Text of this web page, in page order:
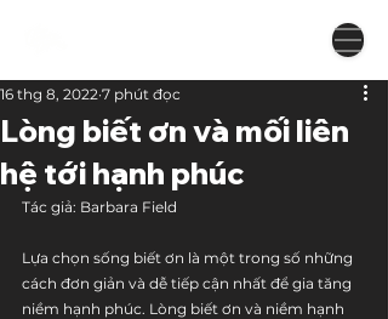
Lòng biết ơn và mối liên
hệ tới hạnh phúc
16 thg 8, 2022 7 phút đọc
Tác giả: Barbara Field
Lựa chọn sống biết ơn là một trong số những
cách đơn giản và dễ tiếp cận nhất để gia tăng
niềm hạnh phúc. Lòng biết ơn và niềm hạnh